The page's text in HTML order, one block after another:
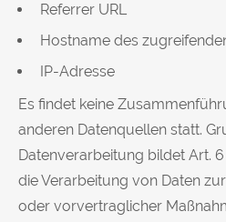
Referrer URL
Hostname des
IP-Adresse
Es findet keine
anderen Datenquellen statt.
Datenverarbeitung bildet Art. 6
die Verarbeitung von Daten
oder vorvertraglicher